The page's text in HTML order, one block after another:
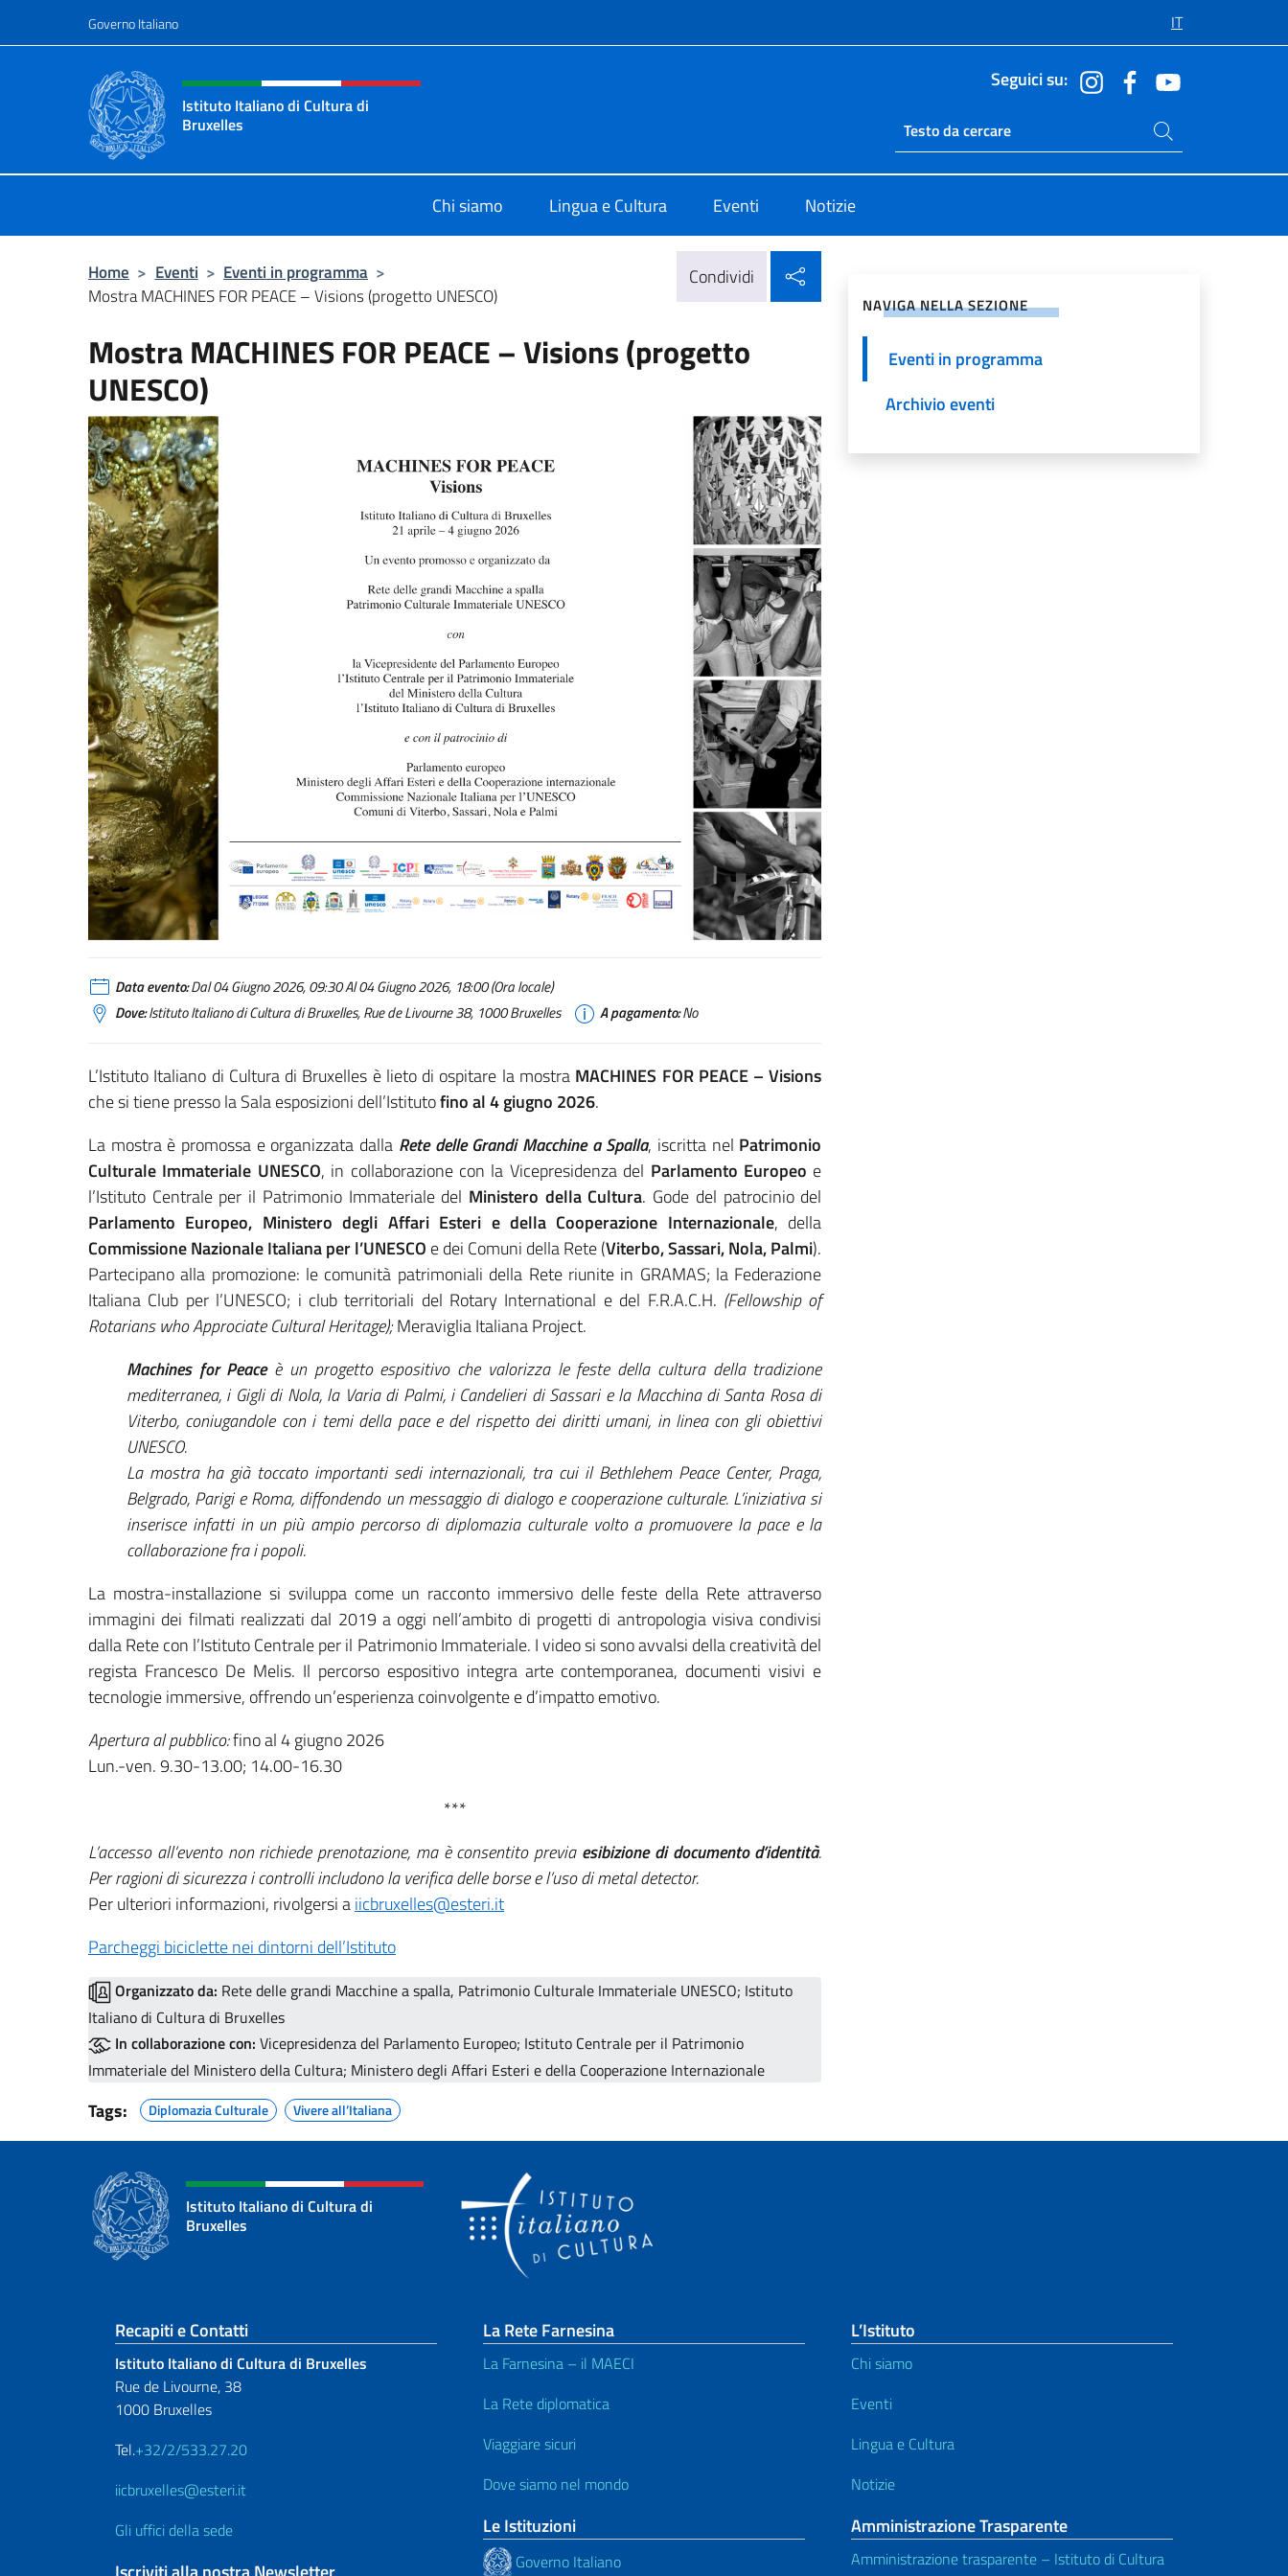
Governo Italiano IT
Intestazione sito, social e menù
Istituto Italiano di Cultura di
Bruxelles
Seguici su:
Ricerca sito live
Cerca nel sito
Chi siamo Lingua e Cultura Eventi Notizie
Home > Eventi > Eventi in programma >
Mostra MACHINES FOR PEACE – Visions (progetto UNESCO)
Condividi
Mostra MACHINES FOR PEACE – Visions (progetto
UNESCO)
Data evento:Dal 04 Giugno 2026, 09:30 Al 04 Giugno 2026, 18:00 (Ora locale)
Dove:Istituto Italiano di Cultura di Bruxelles, Rue de Livourne 38, 1000 Bruxelles A pagamento:No
L’Istituto Italiano di Cultura di Bruxelles è lieto di ospitare la mostra MACHINES FOR PEACE – Visions
che si tiene presso la Sala esposizioni dell’Istitutofino al 4 giugno 2026.
La mostra è promossa e organizzata dalla Rete delle Grandi Macchine a Spalla, iscritta nel Patrimonio
Culturale Immateriale UNESCO, in collaborazione con la Vicepresidenza del Parlamento Europeo e
l’Istituto Centrale per il Patrimonio Immateriale del Ministero della Cultura. Gode del patrocinio del
Parlamento Europeo, Ministero degli Affari Esteri e della Cooperazione Internazionale, della
Commissione Nazionale Italiana per l’UNESCO e dei Comuni della Rete (Viterbo, Sassari, Nola, Palmi).
Partecipano alla promozione: le comunità patrimoniali della Rete riunite in GRAMAS; la Federazione
Italiana Club per l’UNESCO; i club territoriali del Rotary International e del F.R.A.C.H. (Fellowship of
Rotarians who Approciate Cultural Heritage);Meraviglia Italiana Project.
Machines for Peaceè un progetto espositivo che valorizza le feste della cultura della tradizione
mediterranea, i Gigli di Nola, la Varia di Palmi, i Candelieri di Sassari e la Macchina di Santa Rosa di
Viterbo, coniugandole con i temi della pace e del rispetto dei diritti umani, in linea con gli obiettivi
UNESCO.
La mostra ha già toccato importanti sedi internazionali, tra cui il Bethlehem Peace Center, Praga,
Belgrado, Parigi e Roma, diffondendo un messaggio di dialogo e cooperazione culturale. L’iniziativa si
inserisce infatti in un più ampio percorso di diplomazia culturale volto a promuovere la pace e la
collaborazione fra i popoli.
La mostra-installazione si sviluppa come un racconto immersivo delle feste della Rete attraverso
immagini dei filmati realizzati dal 2019 a oggi nell’ambito di progetti di antropologia visiva condivisi
dalla Rete con l’Istituto Centrale per il Patrimonio Immateriale. I video si sono avvalsi della creatività del
regista Francesco De Melis. Il percorso espositivo integra arte contemporanea, documenti visivi e
tecnologie immersive, offrendo un’esperienza coinvolgente e d’impatto emotivo.
Apertura al pubblico:fino al 4 giugno 2026
Lun.-ven. 9.30-13.00; 14.00-16.30
***
L’accesso all’evento non richiede prenotazione, ma è consentito previa esibizione di documento d’identità.
Per ragioni di sicurezza i controlli includono la verifica delle borse e l’uso di metal detector.
Per ulteriori informazioni, rivolgersi aiicbruxelles@esteri.it
Parcheggi biciclette nei dintorni dell’Istituto
Organizzato da: Rete delle grandi Macchine a spalla, Patrimonio Culturale Immateriale UNESCO; Istituto
Italiano di Cultura di Bruxelles
In collaborazione con: Vicepresidenza del Parlamento Europeo; Istituto Centrale per il Patrimonio
Immateriale del Ministero della Cultura; Ministero degli Affari Esteri e della Cooperazione Internazionale
Tags: Diplomazia Culturale Vivere all’Italiana
NAVIGA NELLA SEZIONE
Eventi in programma
Archivio eventi
Istituto Italiano di Cultura di
Bruxelles
Sezione footer
Recapiti e Contatti
Istituto Italiano di Cultura di Bruxelles
Rue de Livourne, 38
1000 Bruxelles
Tel.+32/2/533.27.20
iicbruxelles@esteri.it
Gli uffici della sede
La Rete Farnesina
La Farnesina – il MAECI
La Rete diplomatica
Viaggiare sicuri
Dove siamo nel mondo
Le Istituzioni
Governo Italiano
L’Istituto
Chi siamo
Eventi
Lingua e Cultura
Notizie
Amministrazione Trasparente
Amministrazione trasparente – Istituto di Cultura